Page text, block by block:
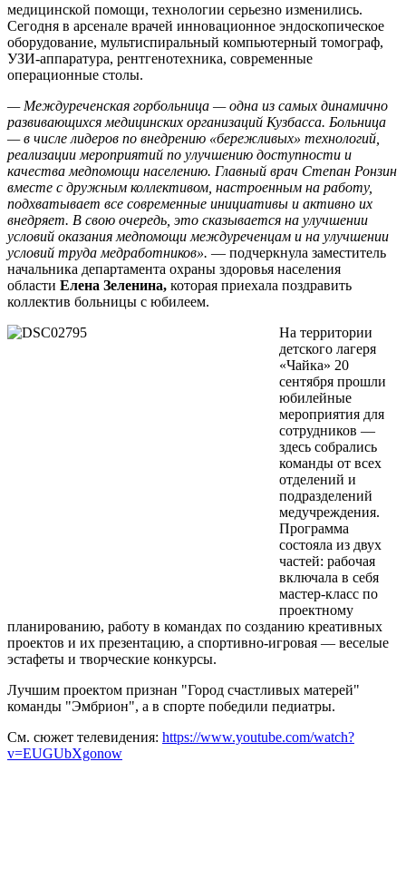
медицинской помощи, технологии серьезно изменились.
Сегодня в арсенале врачей инновационное эндоскопическое
оборудование, мультиспиральный компьютерный томограф,
УЗИ-аппаратура, рентгенотехника, современные
операционные столы.
— Междуреченская горбольница — одна из самых динамично
развивающихся медицинских организаций Кузбасса. Больница
— в числе лидеров по внедрению «бережливых» технологий,
реализации мероприятий по улучшению доступности и
качества медпомощи населению. Главный врач Степан Ронзин
вместе с дружным коллективом, настроенным на работу,
подхватывает все современные инициативы и активно их
внедряет. В свою очередь, это сказывается на улучшении
условий оказания медпомощи междуреченцам и на улучшении
условий труда медработников». — подчеркнула заместитель
начальника департамента охраны здоровья населения
области Елена Зеленина, которая приехала поздравить
коллектив больницы с юбилеем.
На территории
детского лагеря
«Чайка» 20
сентября прошли
юбилейные
мероприятия для
сотрудников —
здесь собрались
команды от всех
отделений и
подразделений
медучреждения.
Программа
состояла из двух
частей: рабочая
включала в себя
мастер-класс по
проектному
планированию, работу в командах по созданию креативных
проектов и их презентацию, а спортивно-игровая — веселые
эстафеты и творческие конкурсы.
Лучшим проектом признан "Город счастливых матерей"
команды "Эмбрион", а в спорте победили педиатры.
См. сюжет телевидения: https://www.youtube.com/watch?
v=EUGUbXgonow